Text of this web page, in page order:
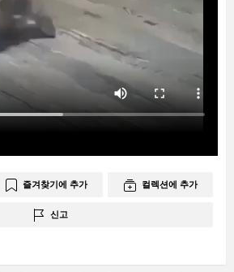
즐겨찾기에 추가 컬렉션에 추가
신고